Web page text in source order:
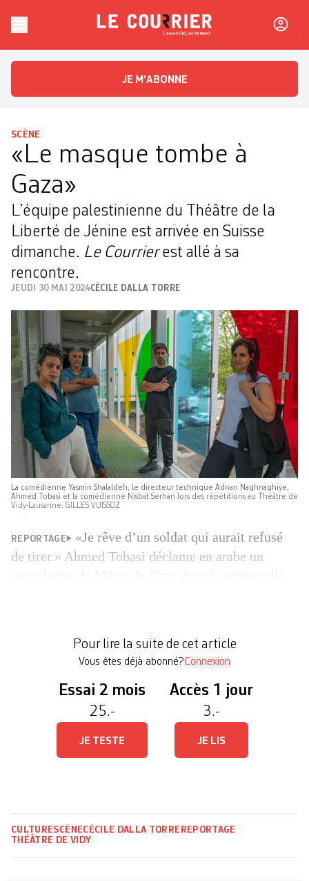
Le CourrierL'essentiel, autrement
JE M'ABONNE
SCÈNE
«Le masque tombe à
Gaza»
L’équipe palestinienne du Théâtre de la
Liberté de Jénine est arrivée en Suisse
dimanche. Le Courrierest allé à sa
rencontre.
JEUDI 30 MAI 2024CÉCILE DALLA TORRE
La comédienne Yasmin Shalaldeh, le directeur technique Adnan Naghnaghiye,
Ahmed Tobasi et la comédienne Nisbat Serhan lors des répétitions au Théâtre de
Vidy-Lausanne. GILLES VUISSOZ
REPORTAGE
«Je rêve d’un soldat qui aurait refusé
de tirer.» Ahmed Tobasi déclame en arabe un
spectacle. Il ne laisse pourtant rien voir […]
Pour lire la suite de cet article
Vous êtes déjà abonné?Connexion
Essai 2 mois
25.-
JE TESTE
Accès 1 jour
3.-
JE LIS
CULTURESCÈNECÉCILE DALLA TORRE REPORTAGE
THÉÂTRE DE VIDY